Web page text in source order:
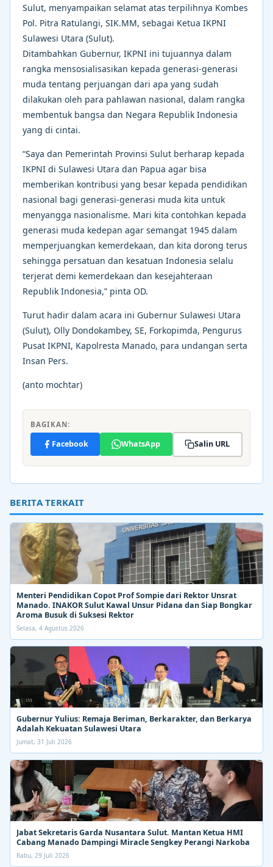
Sulut, menyampaikan selamat atas terpilihnya Kombes
Pol. Pitra Ratulangi, SIK.MM, sebagai Ketua IKPNI
Sulawesi Utara (Sulut).
Ditambahkan Gubernur, IKPNI ini tujuannya dalam
rangka mensosialisasikan kepada generasi-generasi
muda tentang perjuangan dari apa yang sudah
dilakukan oleh para pahlawan nasional, dalam rangka
membentuk bangsa dan Negara Republik Indonesia
yang di cintai.
“Saya dan Pemerintah Provinsi Sulut berharap kepada
IKPNI di Sulawesi Utara dan Papua agar bisa
memberikan kontribusi yang besar kepada pendidikan
nasional bagi generasi-generasi muda kita untuk
menyangga nasionalisme. Mari kita contohkan kepada
generasi muda kedepan agar semangat 1945 dalam
memperjuangkan kemerdekaan, dan kita dorong terus
sehingga persatuan dan kesatuan Indonesia selalu
terjerat demi kemerdekaan dan kesejahteraan
Republik Indonesia,” pinta OD.
Turut hadir dalam acara ini Gubernur Sulawesi Utara
(Sulut), Olly Dondokambey, SE, Forkopimda, Pengurus
Pusat IKPNI, Kapolresta Manado, para undangan serta
Insan Pers.
(anto mochtar)
BAGIKAN:
Facebook WhatsApp Salin URL
BERITA TERKAIT
Menteri Pendidikan Copot Prof Sompie dari Rektor Unsrat
Manado. INAKOR Sulut Kawal Unsur Pidana dan Siap Bongkar
Aroma Busuk di Suksesi Rektor
Selasa, 4 Agustus 2026
Gubernur Yulius: Remaja Beriman, Berkarakter, dan Berkarya
Adalah Kekuatan Sulawesi Utara
Jumat, 31 Juli 2026
Jabat Sekretaris Garda Nusantara Sulut. Mantan Ketua HMI
Cabang Manado Dampingi Miracle Sengkey Perangi Narkoba
Rabu, 29 Juli 2026